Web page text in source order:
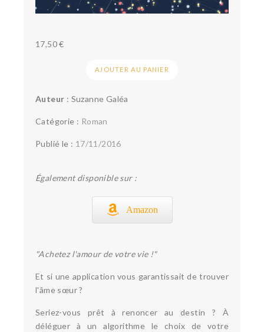
17,50€
AJOUTER AU PANIER
Auteur : Suzanne Galéa
Catégorie : Roman
Publié le : 17/11/2016
Également disponible sur :
Amazon
"Achetez l'amour de votre vie !"
Et si une application vous garantissait de trouver
l'âme sœur ?
Seriez-vous prêt à renoncer au destin ? À
déléguer à un algorithme le choix de votre